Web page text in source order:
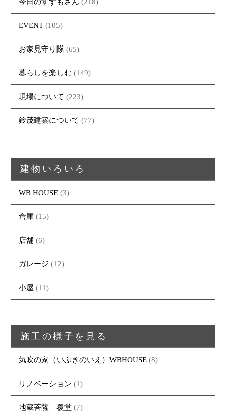
EVENT (105)
お家見守り隊 (65)
暮らしを楽しむ (149)
現場について (223)
鈴茂建築について (77)
建物いろいろ
WB HOUSE (3)
倉庫 (15)
店舗 (6)
ガレージ (12)
小屋 (11)
施工の様子を見る
気吹の家（いぶきのいえ）WBHOUSE (8)
リノベーション (1)
地蔵菩薩 覆堂 (7)
ブログ
イベント
お問い合わせ
・資料請求
・MUKU
・DENTOU
・REFORMの家一覧